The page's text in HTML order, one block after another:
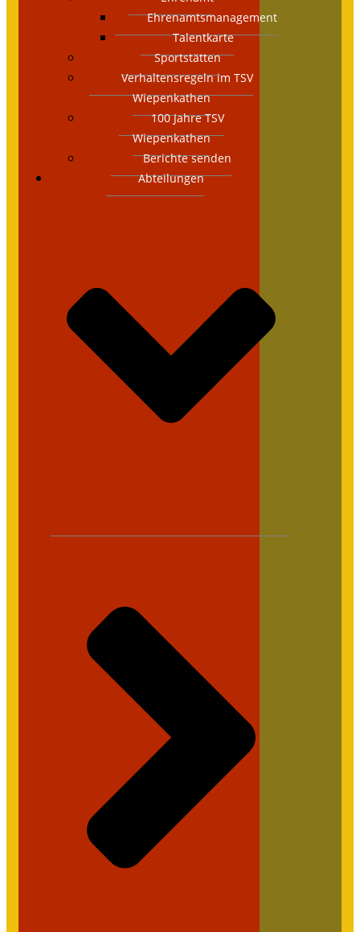
Ehrenamtsmanagement
Talentkarte
Sportstätten
Verhaltensregeln im TSV
Wiepenkathen
100 Jahre TSV
Wiepenkathen
Berichte senden
Abteilungen